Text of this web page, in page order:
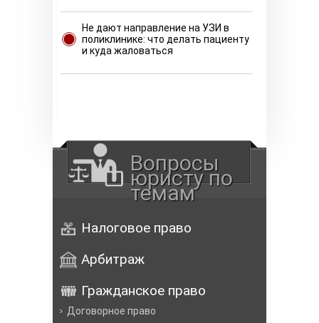
Не дают направление на УЗИ в
поликлинике: что делать пациенту
и куда жаловаться
Вопросы
юристу по
темам
Налоговое право
Арбитраж
Гражданское право
Договорное право